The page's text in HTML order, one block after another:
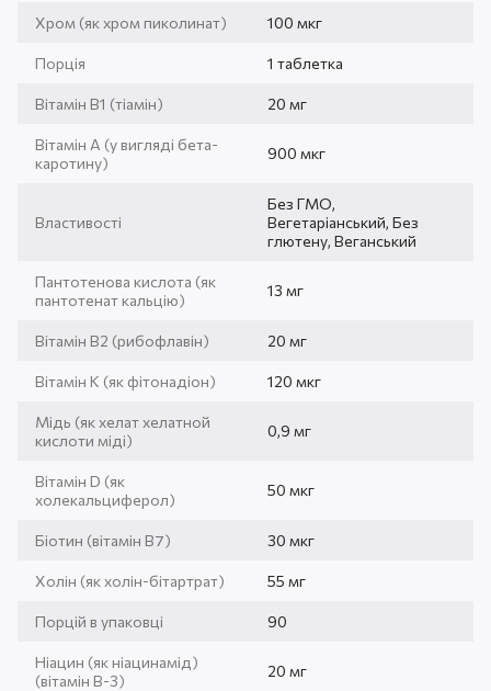
Хром (як хром пиколинат) 100 мкг
Порція 1 таблетка
Вітамін В1 (тіамін) 20 мг
Вітамін А (у вигляді бета-
каротину)
900 мкг
Властивості
Без ГМО,
Вегетаріанський, Без
глютену, Веганський
Пантотенова кислота (як
пантотенат кальцію)
13 мг
Вітамін В2 (рибофлавін) 20 мг
Вітамін К (як фітонадіон) 120 мкг
Мідь (як хелат хелатной
кислоти міді)
0,9 мг
Вітамін D (як
холекальциферол)
50 мкг
Біотин (вітамін В7) 30 мкг
Холін (як холін-бітартрат) 55 мг
Порцій в упаковці 90
Ніацин (як ніацинамід)
(вітамін B-3)
20 мг